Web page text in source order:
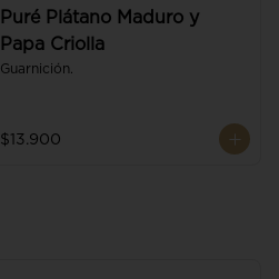
Puré Plátano Maduro y
Papa Criolla
Guarnición.
$13.900